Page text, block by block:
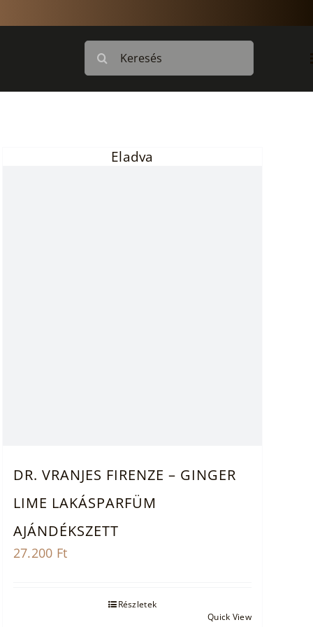
Keresés...
Eladva
DR. VRANJES FIRENZE – GINGER
LIME LAKÁSPARFÜM
AJÁNDÉKSZETT
27.200 Ft
Részletek
Quick View